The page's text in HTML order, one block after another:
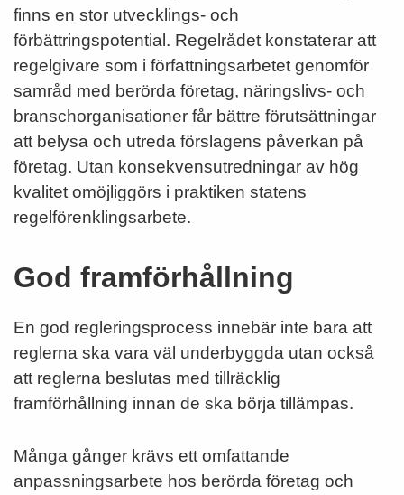
finns en stor utveck­lings­- och
förbättringspotential. Regelrådet konstaterar att
regelgivare som i författnings­arbetet genomför
samråd med berörda företag, näringslivs­- och
branschorganisationer får bättre förutsättningar
att belysa och utreda förslagens påverkan på
företag. Utan konsekvensutredningar av hög
kvalitet omöjliggörs i praktiken statens
regelförenklingsarbete.
God framförhållning
En god regleringsprocess innebär inte bara att
reglerna ska vara väl underbyggda utan också
att reglerna beslutas med tillräcklig
framförhållning innan de ska börja tillämpas.
Många gånger krävs ett omfattande
anpassningsarbete hos berörda företag och